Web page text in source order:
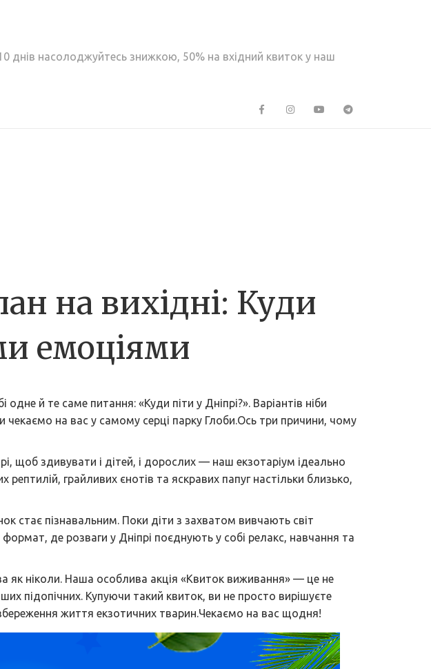
днів насолоджуйтесь знижкою, 50% на вхідний квиток у наш
на вихідні: Куди
емоціями
й те саме питання: «Куди піти у Дніпрі?». Варіантів ніби
на вас у самому серці парку Глоби.Ось три причини, чому
щоб здивувати і дітей, і дорослих — наш екзотаріум ідеально
грайливих єнотів та яскравих папуг настільки близько,
стає пізнавальним. Поки діти з захватом вивчають світ
де розваги у Дніпрі поєднують у собі релакс, навчання та
ніколи. Наша особлива акція «Квиток виживання» — це не
підопічних. Купуючи такий квиток, ви не просто вирішуєте
життя екзотичних тварин.Чекаємо на вас щодня!